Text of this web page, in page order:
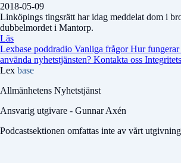
2018-05-09
Linköpings tingsrätt har idag meddelat dom i
dubbelmordet i Mantorp.
Läs
Lexbase poddradio Vanliga frågorHur fungerar
använda nyhetstjänsten? Kontakta oss
Lex base
Allmänhetens Nyhetstjänst
Ansvarig utgivare - Gunnar Axén
Podcastsektionen omfattas inte av vårt